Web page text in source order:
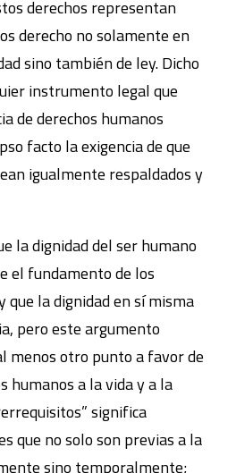
derechos representan
derecho no solamente en
sino también de ley. Dicho
instrumento legal que
de derechos humanos
facto la exigencia de que
igualmente respaldados y
la dignidad del ser humano
el fundamento de los
que la dignidad en sí misma
pero este argumento
menos otro punto a favor de
humanos a la vida y a la
significa
que no solo son previas a la
sino temporalmente;